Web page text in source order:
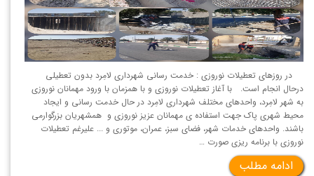
در روزهای تعطیلات نوروزی : خدمت رسانی شهرداری لامِرد بدون تعطیلی
درحال انجام است. با آغاز تعطیلات نوروزی و با همزمان با ورود مهمانان نوروزی
به شهر لامِرد، واحدهای مختلف شهرداری لامِرد در حال خدمت رسانی و ایجاد
محیط شهری پاک جهت استفاده ی مهمانان عزیز نوروزی و همشهریان بزرگوارمی
باشند. واحدهای خدمات شهر، فضای سبز، عمران، موتوری و ... علیرغم تعطیلات
نوروزی با برنامه ریزی صورت …
ادامه مطلب